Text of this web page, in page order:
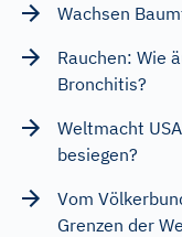
Wachsen
Rauchen: Wie
Bronchitis?
Weltmacht
besiegen?
Vom
Grenzen der